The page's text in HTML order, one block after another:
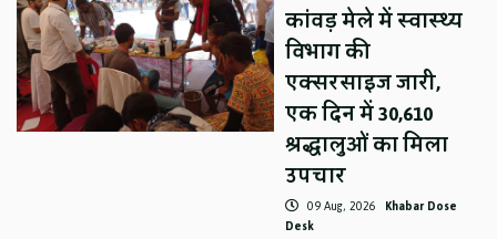
कांवड़ मेले में स्वास्थ्य
विभाग की
एक्सरसाइज जारी,
एक दिन में 30,610
श्रद्धालुओं का मिला
उपचार
09 Aug, 2026 Khabar Dose
Desk